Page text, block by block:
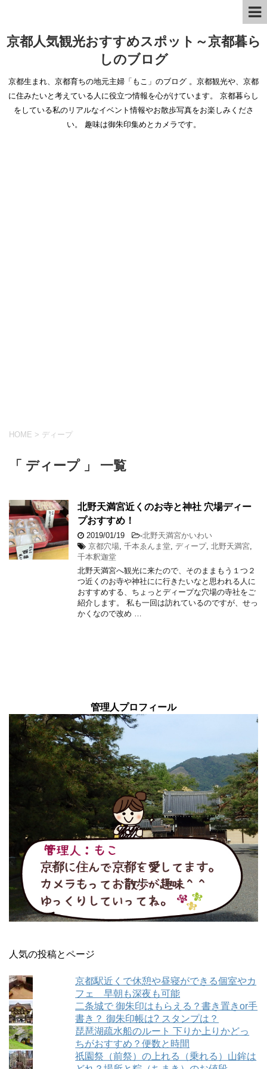
京都人気観光おすすめスポット～京都暮ら
しのブログ
京都生まれ、京都育ちの地元主婦「もこ」のブログ 。京都観光や、京都
に住みたいと考えている人に役立つ情報を心がけています。 京都暮らし
をしている私のリアルなイベント情報やお散歩写真をお楽しみくださ
い。 趣味は御朱印集めとカメラです。
HOME > ディープ
「 ディープ 」 一覧
北野天満宮近くのお寺と神社 穴場ディー
プおすすめ！
2019/01/19 -北野天満宮かいわい
京都穴場 千本ゑんま堂 ディープ, 北野天満宮
千本釈迦堂
北野天満宮へ観光に来たので、そのままもう１つ２
つ近くのお寺や神社にに行きたいなと思われる人に
おすすめする、ちょっとディープな穴場の寺社をご
紹介します。 私も一回は訪れているのですが、せっ
かくなので改め …
管理人プロフィール
人気の投稿とページ
京都駅近くで休憩や昼寝ができる個室やカ
フェ 早朝も深夜も可能
二条城で 御朱印はもらえる？書き置きor手
書き？ 御朱印帳は? スタンプは？
琵琶湖疏水船のルート 下りか上りかどっ
ちがおすすめ？便数と時間
祇園祭（前祭）の上れる（乗れる）山鉾は